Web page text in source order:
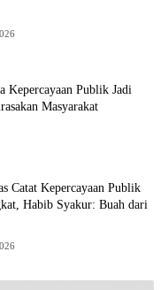
Kepercayaan Publik Jadi
Masyarakat
Catat Kepercayaan Publik
Habib Syakur: Buah dari